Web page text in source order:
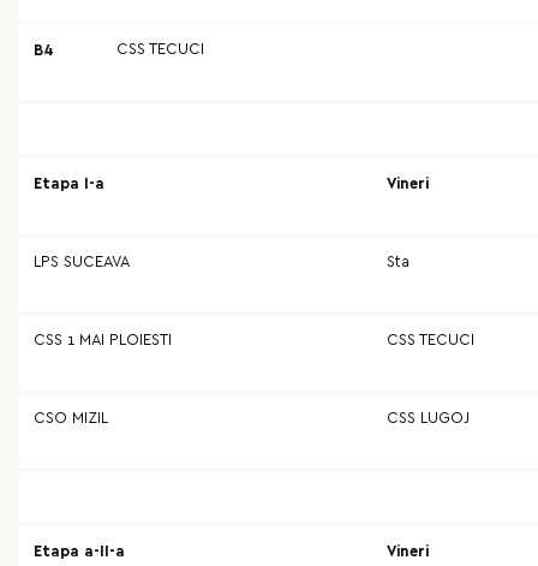
B4 CSS TECUCI
Etapa I-a Vineri
LPS SUCEAVA Sta
CSS 1 MAI PLOIESTI CSS TECUCI
CSO MIZIL CSS LUGOJ
Etapa a-II-a Vineri